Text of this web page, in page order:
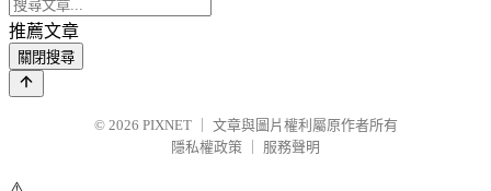
推薦文章
關閉搜尋
© 2026 PIXNET
文章與圖片權利屬原作者所有
隱私權政策
服務聲明